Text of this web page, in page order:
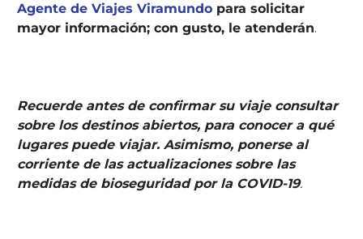
Agente de Viajes Viramundopara solicitar
mayor información; con gusto, le atenderán.
Recuerde antes de confirmar su viaje consultar
sobre los destinos abiertos, para conocer a qué
lugares puede viajar. Asimismo, ponerse al
corriente de las actualizaciones sobre las
medidas de bioseguridad por la COVID-19.